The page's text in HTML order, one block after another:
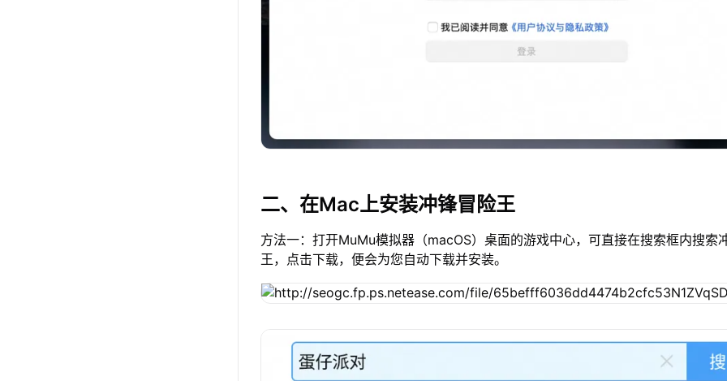
二、在Mac上安装冲锋冒险王
方法一：打开MuMu模拟器（macOS）桌面的游戏中心，可直接在搜索框内搜索
王，点击下载，便会为您自动下载并安装。